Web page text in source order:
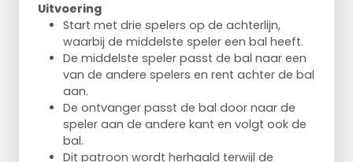
Uitvoering
Start met drie spelers op de achterlijn,
waarbij de middelste speler een bal heeft.
De middelste speler passt de bal naar een
van de andere spelers en rent achter de bal
aan.
De ontvanger passt de bal door naar de
speler aan de andere kant en volgt ook de
bal.
Dit patroon wordt herhaald terwijl de